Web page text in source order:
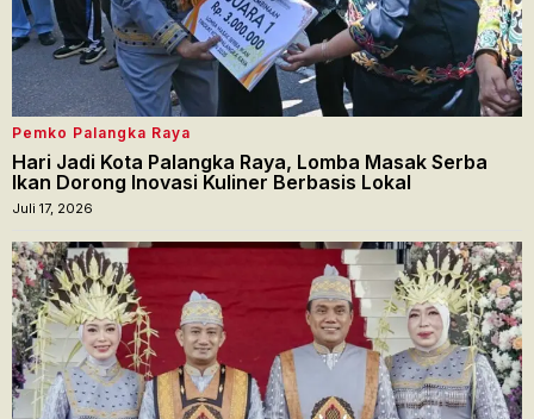
Pemko Palangka Raya
Hari Jadi Kota Palangka Raya, Lomba Masak Serba
Ikan Dorong Inovasi Kuliner Berbasis Lokal
Juli 17, 2026